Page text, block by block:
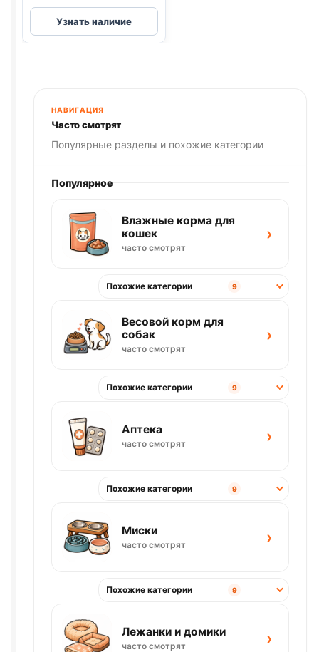
Деревенские
лак.
(МИНИ
55г
Узнать наличие
НАВИГАЦИЯ
Часто смотрят
Популярные разделы и похожие категории
Популярное
Влажные корма для
кошек
часто смотрят
›
Похожие категории 9
Весовой корм для
собак
часто смотрят
›
Похожие категории 9
Аптека
часто смотрят ›
Похожие категории 9
Миски
часто смотрят ›
Похожие категории 9
Лежанки и домики
часто смотрят ›